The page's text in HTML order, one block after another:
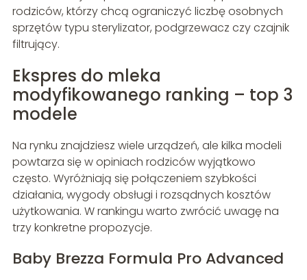
rodziców, którzy chcą ograniczyć liczbę osobnych
sprzętów typu sterylizator, podgrzewacz czy czajnik
filtrujący.
Ekspres do mleka
modyfikowanego ranking – top 3
modele
Na rynku znajdziesz wiele urządzeń, ale kilka modeli
powtarza się w opiniach rodziców wyjątkowo
często. Wyróżniają się połączeniem szybkości
działania, wygody obsługi i rozsądnych kosztów
użytkowania. W rankingu warto zwrócić uwagę na
trzy konkretne propozycje.
Baby Brezza Formula Pro Advanced